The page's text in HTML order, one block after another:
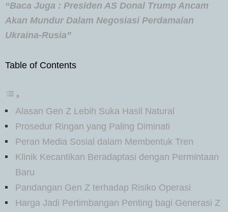
“Baca Juga : Presiden AS Donal Trump Ancam
Akan Mundur Dalam Negosiasi Perdamaian
Ukraina-Rusia”
Table of Contents
Alasan Gen Z Lebih Suka Hasil Natural
Prosedur Ringan yang Paling Diminati
Peran Media Sosial dalam Membentuk Tren
Klinik Kecantikan Beradaptasi dengan Permintaan
Baru
Pandangan Gen Z terhadap Risiko Operasi
Harga Jadi Pertimbangan Penting bagi Generasi Z